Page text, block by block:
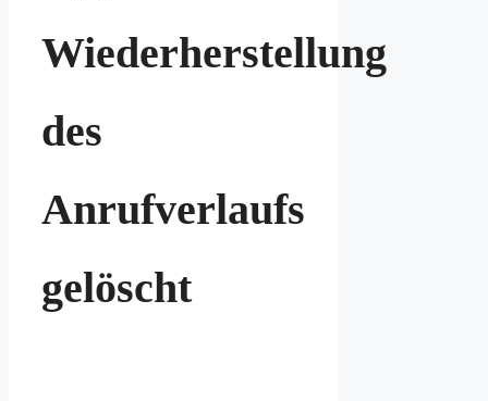
Wiederherstellung
des
Anrufverlaufs
gelöscht